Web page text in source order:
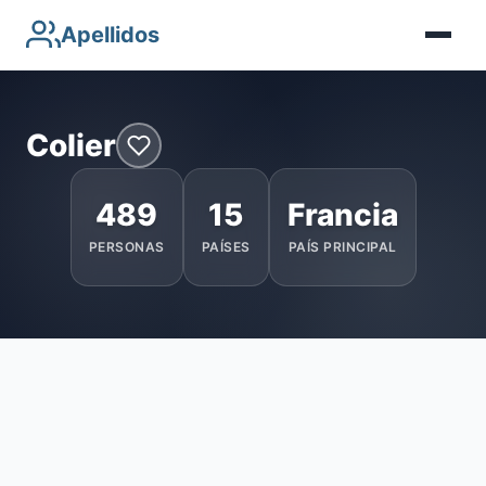
Apellidos
Colier
489
PERSONAS
15
PAÍSES
Francia
PAÍS PRINCIPAL